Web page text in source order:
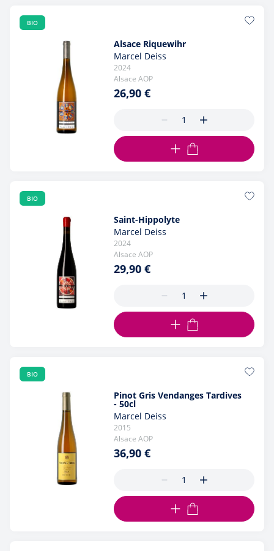
BIO
Alsace Riquewihr
Marcel Deiss
2024
Alsace AOP
26,90 €
AJOUTER AU PANIER
BIO
Saint-Hippolyte
Marcel Deiss
2024
Alsace AOP
29,90 €
AJOUTER AU PANIER
BIO
Pinot Gris Vendanges Tardives
- 50cl
Marcel Deiss
2015
Alsace AOP
36,90 €
AJOUTER AU PANIER